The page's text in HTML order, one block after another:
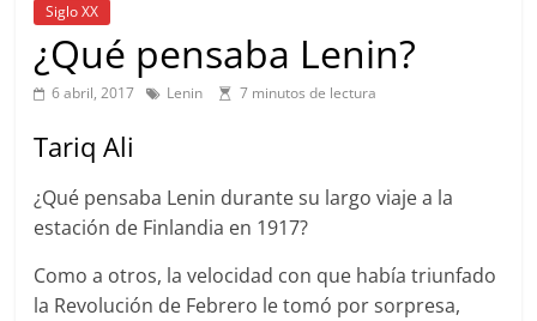
Siglo XX
¿Qué pensaba Lenin?
6 abril, 2017 Lenin 7 minutos de lectura
Tariq Ali
¿Qué pensaba Lenin durante su largo viaje a la
estación de Finlandia en 1917?
Como a otros, la velocidad con que había triunfado
la Revolución de Febrero le tomó por sorpresa,